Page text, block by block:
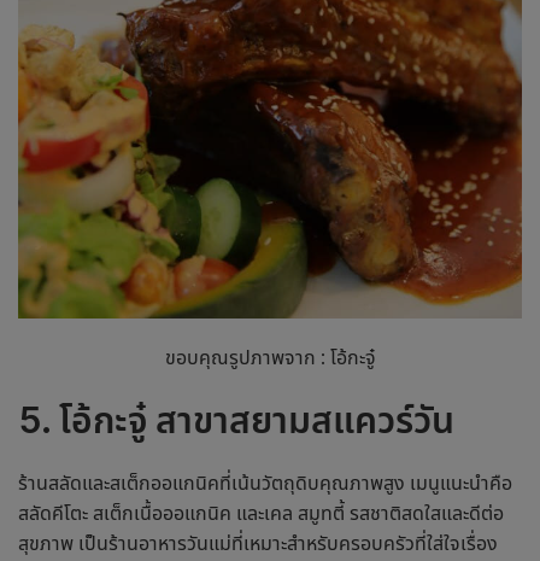
ขอบคุณรูปภาพจาก : โอ้กะจู๋
5. โอ้กะจู๋ สาขาสยามสแควร์วัน
ร้านสลัดและสเต็กออแกนิคที่เน้นวัตถุดิบคุณภาพสูง เมนูแนะนำคือ
สลัดคีโตะ สเต็กเนื้อออแกนิค และเคล สมูทตี้ รสชาติสดใสและดีต่อ
สุขภาพ เป็นร้านอาหารวันแม่ที่เหมาะสำหรับครอบครัวที่ใส่ใจเรื่อง